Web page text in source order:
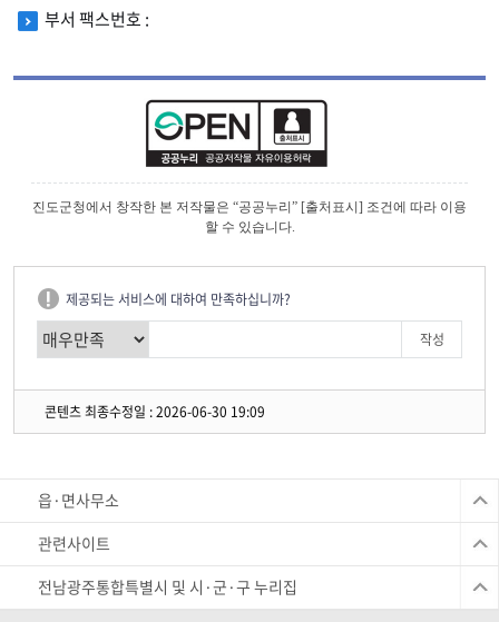
부서 팩스번호 :
진도군청에서 창작한 본 저작물은 “공공누리” [출처표시] 조건에 따라 이용
할 수 있습니다.
제공되는 서비스에 대하여 만족하십니까?
콘텐츠 최종수정일 : 2026-06-30 19:09
읍·면사무소
관련사이트
전남광주통합특별시 및 시·군·구 누리집